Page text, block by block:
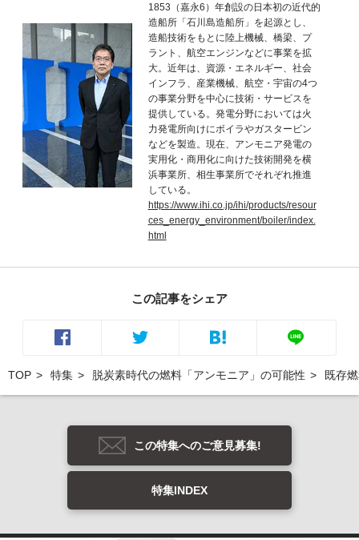
1853（嘉永6）年創設の日本初の近代的
造船所「石川島造船所」を起源とし、
造船技術をもとに陸上機械、橋梁、プ
ラント、航空エンジンなどに事業を拡
大。近年は、資源・エネルギー、社会
インフラ、産業機械、航空・宇宙の4つ
の事業分野を中心に技術・サービスを
提供している。発電分野においては火
力発電所向けにボイラやガスタービン
などを製造。現在、アンモニア発電の
実用化・商用化に向けた技術開発を横
浜事業所、相生事業所でそれぞれ推進
している。
https://www.ihi.co.jp/ihi/products/resour
ces_energy_environment/boiler/index.
html
この記事をシェア
TOP 特集 脱炭素時代の燃料「アンモニア」の可能性 既存
この特集へのご意見募集!
特集INDEX